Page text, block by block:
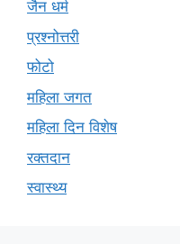
जैन धर्म
प्रश्नोत्तरी
फोटो
महिला जगत
महिला दिन विशेष
रक्तदान
स्वास्थ्य